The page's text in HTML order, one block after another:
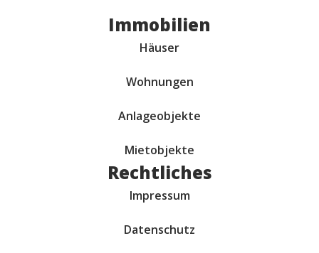
Immobilien
Häuser
Wohnungen
Anlageobjekte
Mietobjekte
Rechtliches
Impressum
Datenschutz